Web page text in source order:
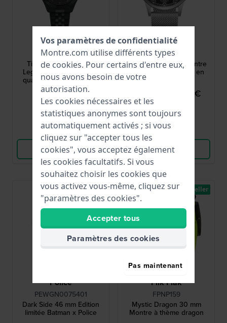
Timex
TW2Y19600
Timex X Wednesday -
Legacy 36 mm Montre à
quartz d'édition spéciale
avec guichet de date
unique
219,00 €
● En stock
Comparer
Voir les produits
Police
PEWJG2227902
Rissington 45 mm Montre
quartz pour hommes en
89,95 €
● En stock
Comparer
Voir les produits
Police
PEWGN0075401
Dark Side 46 mm Edition
limitée Batman x Police
Limité
Flik Flak
FPNP159
Mystic Dragon 30 mm
Montre à thème dragon
Best-seller
Vos paramètres de confidentialité
Montre.com utilise différents types
de cookies. Pour certains d'entre eux,
nous avons besoin de votre
autorisation.
Les cookies nécessaires et les
statistiques anonymes sont toujours
automatiquement activés ; si vous
cliquez sur "accepter tous les
cookies", vous acceptez également
les cookies facultatifs. Si vous
souhaitez choisir les cookies que
vous activez vous-même, cliquez sur
"paramètres des cookies".
Accepter tous
Paramètres des cookies
Pas maintenant